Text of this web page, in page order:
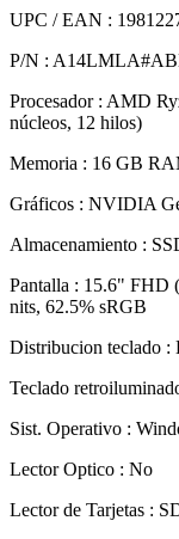
UPC / EAN :
P/N :
Procesador : AMD
núcleos, 12 hilos)
Memoria : 16 GB
Gráficos : NVIDIA
Almacenamiento :
Pantalla : 15.6" FHD
nits, 62.5% sRGB
Distribucion teclado :
Teclado
Sist. Operativo :
Lector Optico : No
Lector de Tarjetas :